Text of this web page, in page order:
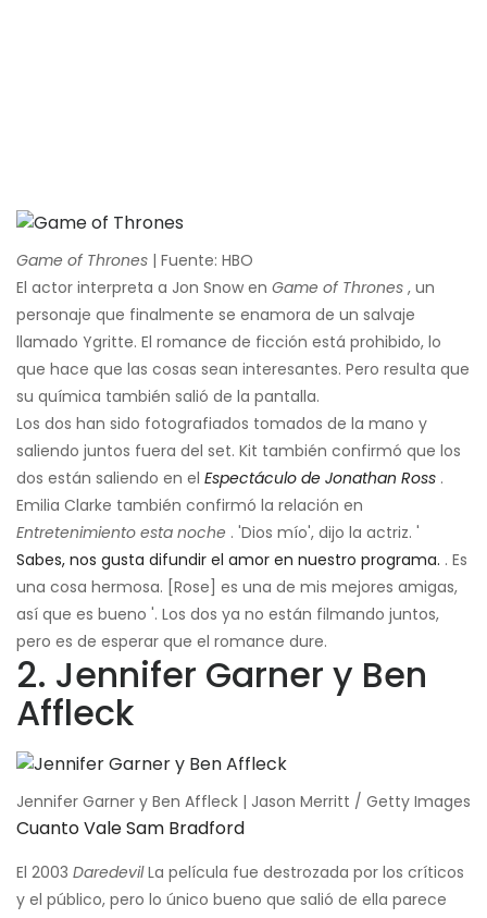
Game of Thrones | Fuente: HBO
El actor interpreta a Jon Snow en Game of Thrones , un
personaje que finalmente se enamora de un salvaje
llamado Ygritte. El romance de ficción está prohibido, lo
que hace que las cosas sean interesantes. Pero resulta que
su química también salió de la pantalla.
Los dos han sido fotografiados tomados de la mano y
saliendo juntos fuera del set. Kit también confirmó que los
dos están saliendo en el Espectáculo de Jonathan Ross .
Emilia Clarke también confirmó la relación en
Entretenimiento esta noche . 'Dios mío', dijo la actriz. '
Sabes, nos gusta difundir el amor en nuestro programa. . Es
una cosa hermosa. [Rose] es una de mis mejores amigas,
así que es bueno '. Los dos ya no están filmando juntos,
pero es de esperar que el romance dure.
2. Jennifer Garner y Ben
Affleck
Jennifer Garner y Ben Affleck | Jason Merritt / Getty Images
Cuanto Vale Sam Bradford
El 2003 DaredevilLa película fue destrozada por los críticos
y el público, pero lo único bueno que salió de ella parece